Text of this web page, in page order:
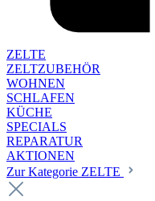
ZELTE
ZELTZUBEHÖR
WOHNEN
SCHLAFEN
KÜCHE
SPECIALS
REPARATUR
AKTIONEN
Zur Kategorie ZELTE